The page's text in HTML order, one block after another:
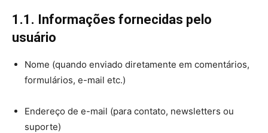
1.1. Informações fornecidas pelo
usuário
Nome (quando enviado diretamente em comentários,
formulários, e-mail etc.)
Endereço de e-mail (para contato, newsletters ou
suporte)